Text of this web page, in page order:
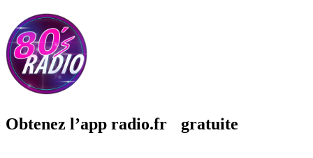
Obtenez l’app radio.fr gratuite